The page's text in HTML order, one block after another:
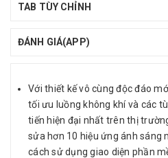
TAB TÙY CHỈNH
ĐÁNH GIÁ(APP)
Với thiết kế vô cùng độc đáo
tối ưu luồng không khí và các
tiến hiện đại nhất trên thị
sửa hơn 10 hiệu ứng ánh sáng
cách sử dụng giao diện phần